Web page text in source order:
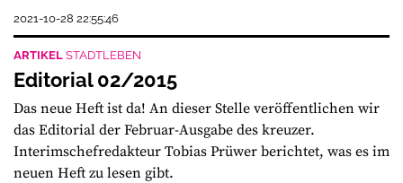
2021-10-28 22:55:46
ARTIKEL STADTLEBEN
Editorial 02/2015
Das neue Heft ist da! An dieser Stelle veröffentlichen wir
das Editorial der Februar-Ausgabe des kreuzer.
Interimschefredakteur Tobias Prüwer berichtet, was es im
neuen Heft zu lesen gibt.